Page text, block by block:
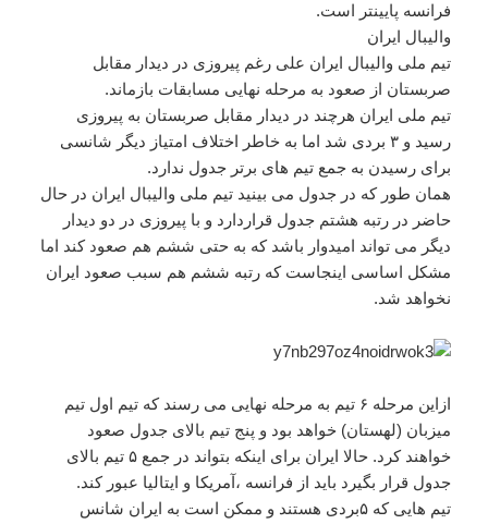
فرانسه پایینتر است.
والیبال ایران
تیم ملی والیبال ایران علی رغم پیروزی در دیدار مقابل
صربستان از صعود به مرحله نهایی مسابقات بازماند.
تیم ملی ایران هرچند در دیدار مقابل صربستان به پیروزی
رسید و ۳ بردی شد اما به خاطر اختلاف امتیاز دیگر شانسی
برای رسیدن به جمع تیم های برتر جدول ندارد.
همان طور که در جدول می بینید تیم ملی والیبال ایران در حال
حاضر در رتبه هشتم جدول قراردارد و با پیروزی در دو دیدار
دیگر می تواند امیدوار باشد که به حتی ششم هم صعود کند اما
مشکل اساسی اینجاست که رتبه ششم هم سبب صعود ایران
نخواهد شد.
ازاین مرحله ۶ تیم به مرحله نهایی می رسند که تیم اول تیم
میزبان (لهستان) خواهد بود و پنج تیم بالای جدول صعود
خواهند کرد. حالا ایران برای اینکه بتواند در جمع ۵ تیم بالای
جدول قرار بگیرد باید از فرانسه ،آمریکا و ایتالیا عبور کند.
تیم هایی که ۵بردی هستند و ممکن است به ایران شانس